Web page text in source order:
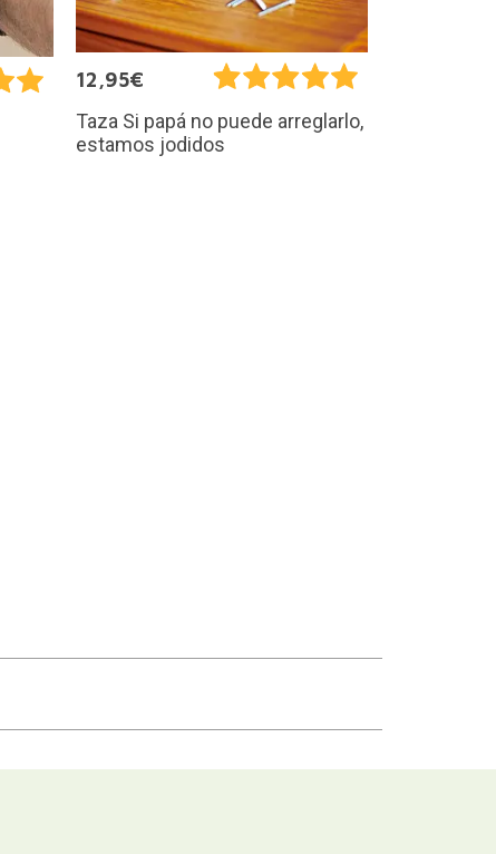
12,95€
Taza Si papá no puede arreglarlo,
estamos jodidos